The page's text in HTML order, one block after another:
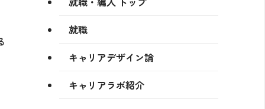
就職
キャリアデザイン論
キャリアラボ紹介